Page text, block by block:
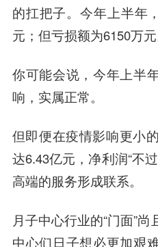
的扛把子。今年上半年
元；但亏损额为6150万元
你可能会说，今年上半
响，实属正常。
但即便在疫情影响更小
达6.43亿元，净利润“不
高端的服务形成联系。
月子中心行业的“门面”
中心们日子想必更加艰